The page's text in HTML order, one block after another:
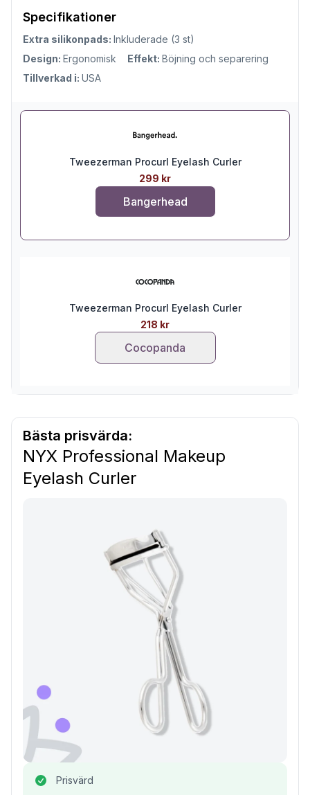
Specifikationer
Extra silikonpads: Inkluderade (3 st)
Design: Ergonomisk Effekt: Böjning och separering
Tillverkad i: USA
Tweezerman Procurl Eyelash Curler
299 kr
Bangerhead
Tweezerman Procurl Eyelash Curler
218 kr
Cocopanda
Bästa prisvärda:
NYX Professional Makeup
Eyelash Curler
Prisvärd